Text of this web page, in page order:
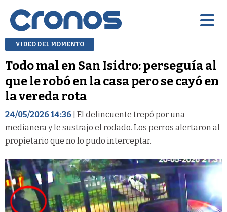
VIDEO DEL MOMENTO
Todo mal en San Isidro: perseguía al
que le robó en la casa pero se cayó en
la vereda rota
24/05/2026 14:36 | El delincuente trepó por una
medianera y le sustrajo el rodado. Los perros alertaron al
propietario que no lo pudo interceptar.